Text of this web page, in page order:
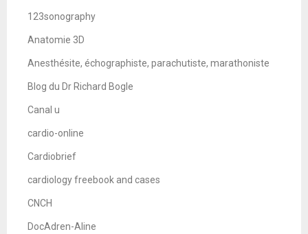
123sonography
Anatomie 3D
Anesthésite, échographiste, parachutiste, marathoniste
Blog du Dr Richard Bogle
Canal u
cardio-online
Cardiobrief
cardiology freebook and cases
CNCH
DocAdren-Aline